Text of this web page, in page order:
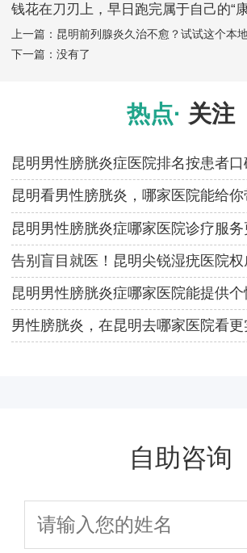
钱花在刀刃上，早日跑完属于自己的“康
上一篇： 昆明前列腺炎久治不愈？试试这个本
下一篇：没有了
热点· 关注
昆明男性膀胱炎症医院排名按患者
昆明看男性膀胱炎，哪家医院能给你
昆明男性膀胱炎症哪家医院诊疗服
告别盲目就医！昆明尖锐湿疣医院
昆明男性膀胱炎症哪家医院能提供
男性膀胱炎，在昆明去哪家医院看更
自助咨询